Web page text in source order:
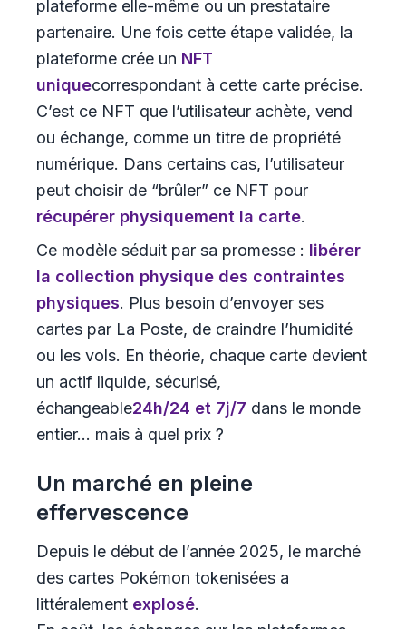
plateforme elle-même ou un prestataire
partenaire. Une fois cette étape validée, la
plateforme crée un NFT
uniquecorrespondant à cette carte précise.
C’est ce NFT que l’utilisateur achète, vend
ou échange, comme un titre de propriété
numérique. Dans certains cas, l’utilisateur
peut choisir de “brûler” ce NFT pour
récupérer physiquement la carte.
Ce modèle séduit par sa promesse : libérer
la collection physique des contraintes
physiques. Plus besoin d’envoyer ses
cartes par La Poste, de craindre l’humidité
ou les vols. En théorie, chaque carte devient
un actif liquide, sécurisé,
échangeable24h/24 et 7j/7 dans le monde
entier... mais à quel prix ?
Un marché en pleine
effervescence
Depuis le début de l’année 2025, le marché
des cartes Pokémon tokenisées a
littéralement explosé.